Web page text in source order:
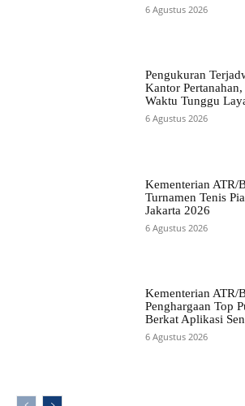
6 Agustus 2026
Pengukuran
Kantor
Waktu Tunggu
6 Agustus 2026
Kementerian ATR/
Turnamen Tenis
Jakarta 2026
6 Agustus 2026
Kementerian ATR/
Penghargaan Top
Berkat Aplikasi
6 Agustus 2026